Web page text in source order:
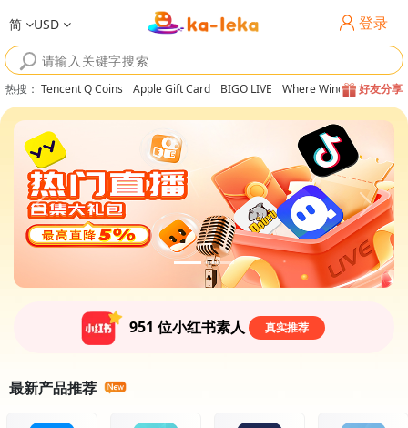
简 USD 登录
热搜 ： Tencent Q Coins Apple Gift Card BIGO LIVE Where Winds Meet好友分享
951 位小红书素人 真实推荐
最新产品推荐